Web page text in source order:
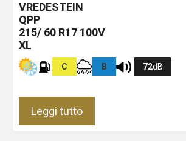
VREDESTEIN
QPP
215/ 60 R17 100V
XL
C B 72dB
Leggi tutto